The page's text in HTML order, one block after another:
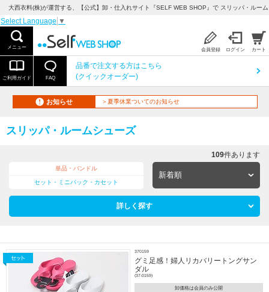
大西衣料(株)が運営する、【公式】卸・仕入れサイト『SELF WEB SHOP』で スリッパ・ルー
Select Language ▼
メニュー 会員登録 ログイン カート
ご利用ガイド FAQ
品番で注文する方はこちら
(クイックオーダー)
お知らせ ＞夏季休業ついてのお知らせ
スリッパ・ルームシューズ
単品・バンドル
セット・ミニパック・カセット
詳しく探す
109件あります
370159
グミ足感！婦人リカバリートングサン
ダル
(37-0159)
卸価格は会員のみ公開